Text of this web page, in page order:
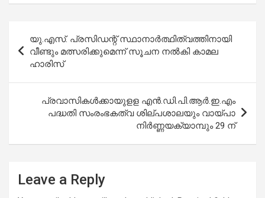
navigation
യു.എസ്. പ്രസിഡന്റ് സ്ഥാനാർത്ഥിത്വത്തിനായി
വീണ്ടും മത്സരിക്കുമെന്ന് സൂചന നൽകി കാമല
ഹാരിസ്
പ്രവാസികള്‍ക്കായുളള എന്‍.ഡി.പി.ആര്‍.ഇ.എം
പദ്ധതി സംരംഭകത്വ ശില്പശാലയും വായ്പാ
നിര്‍ണ്ണയക്യാമ്പും 29 ന്
Leave a Reply